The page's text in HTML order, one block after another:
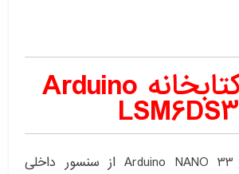
نصب کتابخانه Arduino
LSM6DS3
برد آردوینو Arduino NANO 33 IOT از سنسور داخلی